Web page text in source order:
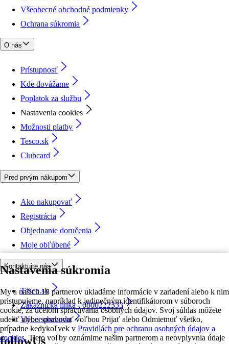
Nastavenia súkromia
My a našich 18 partnerov ukladáme informácie v zariadení alebo k nim
pristupujeme, napríklad k jedinečným identifikátorom v súboroch
cookie, za účelom spracúvania osobných údajov. Svoj súhlas môžete
udeliť alebo spravovať voľbou Prijať alebo Odmietnuť všetko,
prípadne kedykoľvek v Pravidlách pre ochranu osobných údajov a
cookies. Tieto voľby oznámime našim partnerom a neovplyvnia údaje
Všeobecné obchodné podmienky
Ochrana súkromia
O nás
Prístupnosť
Kde dovážame
Poplatok za službu
Nastavenia cookies
Možnosti platby
Tesco.sk
Clubcard
Pred prvým nákupom
Ako nakupovať
Registrácia
Objednanie doručenia
Moje obľúbené
Kontaktujte nás
Tesco.sk
Zákaznícka linka - 0800222333
Výber obchodu
followUs